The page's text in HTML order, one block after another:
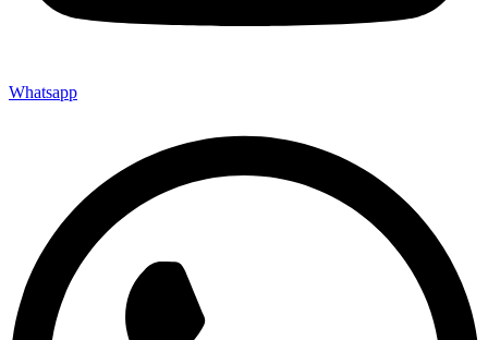
Whatsapp